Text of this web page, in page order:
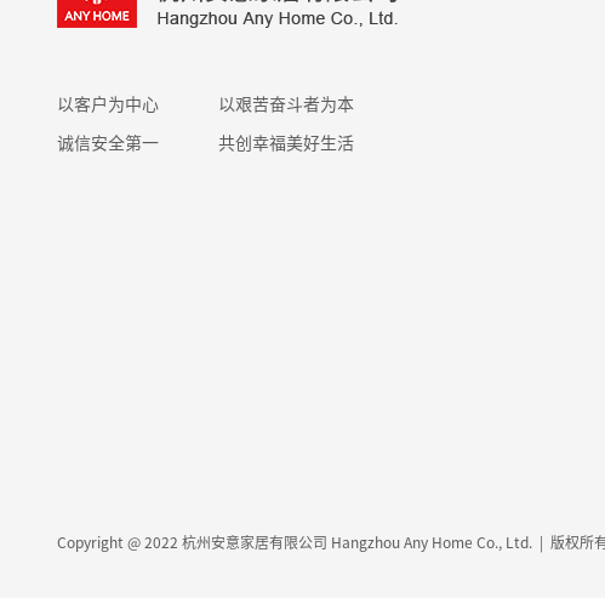
以客户为中心 以艰苦奋斗者为本
诚信安全第一 共创幸福美好生活
Copyright @ 2022 杭州安意家居有限公司 Hangzhou Any Home Co., Ltd. | 版权所